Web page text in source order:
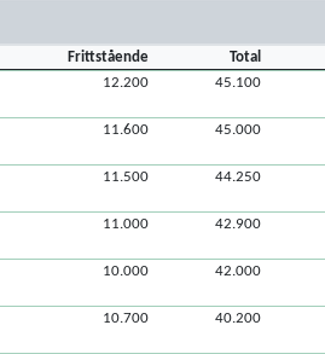
Frittstående Total
12.200 45.100
11.600 45.000
11.500 44.250
11.000 42.900
10.000 42.000
10.700 40.200